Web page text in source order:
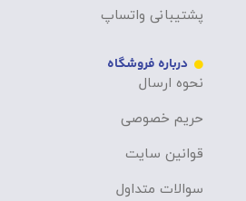
پشتیبانی واتساپ
درباره فروشگاه
نحوه ارسال
حریم خصوصی
قوانین سایت
سوالات متداول